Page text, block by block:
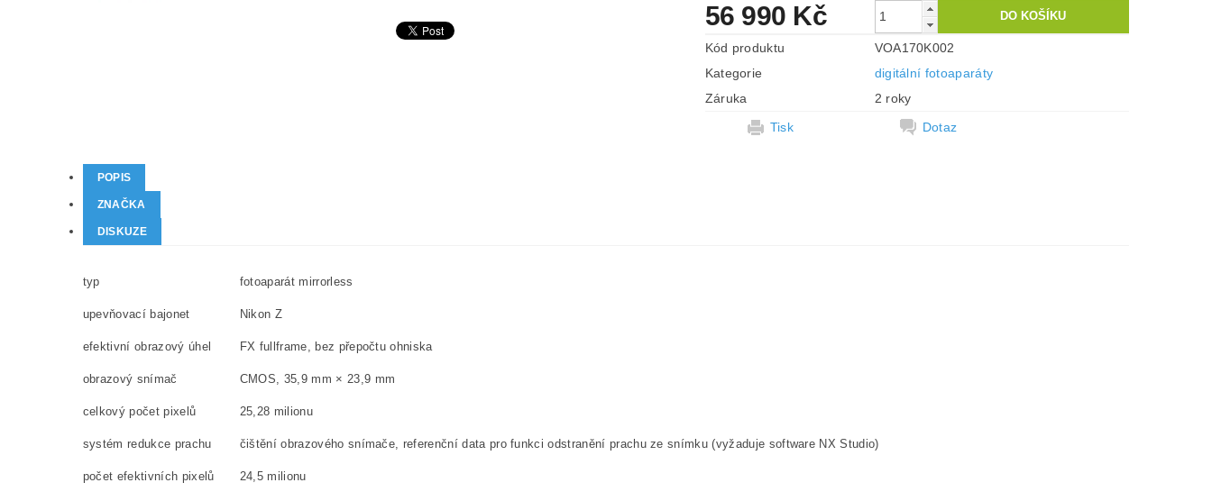
56 990 Kč
Kód produktu
VOA170K002
Kategorie
digitální fotoaparáty
Záruka
2 roky
Tisk
Dotaz
POPIS
ZNAČKA
DISKUZE
typ fotoaparát mirrorless
upevňovací bajonet Nikon Z
efektivní obrazový úhel FX fullframe, bez přepočtu ohniska
obrazový snímač CMOS, 35,9 mm × 23,9 mm
celkový počet pixelů 25,28 milionu
systém redukce prachu čištění obrazového snímače, referenční data pro funkci odstranění prachu ze snímku (vyžaduje software NX Studio)
počet efektivních pixelů 24,5 milionu